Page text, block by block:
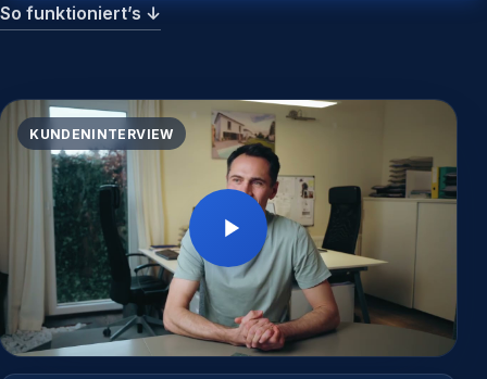
So funktioniert’s ↓
KUNDENINTERVIEW